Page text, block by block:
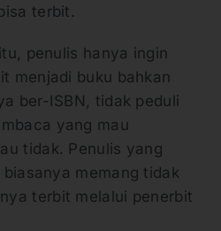
terbit.
penulis hanya ingin
menjadi buku bahkan
ber-ISBN, tidak peduli
yang mau
tidak. Penulis yang
memang tidak
terbit melalui penerbit